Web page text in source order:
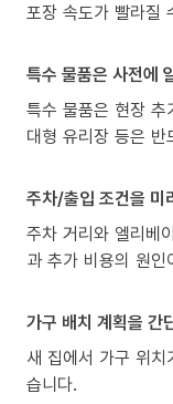
포장 속도가 빨라질
특수 물품은 사전에
특수 물품은 현장 추
대형 유리장 등은
주차/출입 조건을 미
주차 거리와 엘리베
과 추가 비용의 원인
가구 배치 계획을 간
새 집에서 가구 위
습니다.